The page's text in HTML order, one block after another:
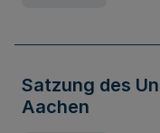
Satzung des
Aachen